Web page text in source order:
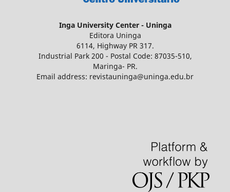
Inga University Center - Uninga
Editora Uninga
6114, Highway PR 317.
Industrial Park 200 - Postal Code: 87035-510,
Maringa- PR.
Email address: revistauninga@uninga.edu.br